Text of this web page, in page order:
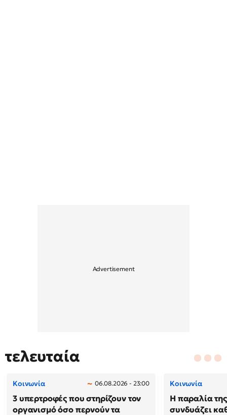
τελευταία
Κοινωνία 06.08.2026 - 23:00
3 υπερτροφές που στηρίζουν τον
οργανισμό όσο περνούν τα
Κοινωνία
Η παραλία
συνδυάζει